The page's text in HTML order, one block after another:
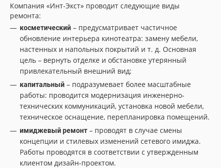
Компания «Инт-Экст» проводит следующие виды
ремонта:
косметический – предусматривает частичное
обновление интерьера кинотеатра: замену мебели,
настенных и напольных покрытий и т. д. Основная
цель – вернуть отделке и обстановке утерянный
привлекательный внешний вид;
капитальный – подразумевает более масштабные
работы: проводится модернизация инженерно-
технических коммуникаций, установка новой мебели,
техническое оснащение, перепланировка помещений.
имиджевый ремонт – проводят в случае смены
концепции и стилевых изменений сетевого имиджа.
Работы проводятся в соответствии с утвержденным
клиентом дизайн-проектом.